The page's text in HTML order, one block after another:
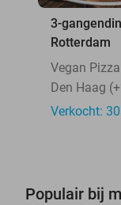
3-
Rotterdam
Vegan
Den Haag
Verkocht:
Populair bij